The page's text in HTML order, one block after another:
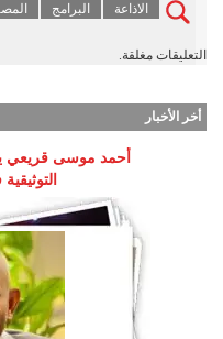
الاذاعة البرامج
التعليقات مغلقة.
أخر الأخبار
أحمد موسى قريعي